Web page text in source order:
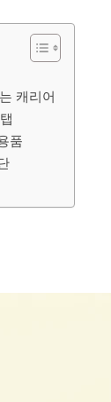
캐리어
품